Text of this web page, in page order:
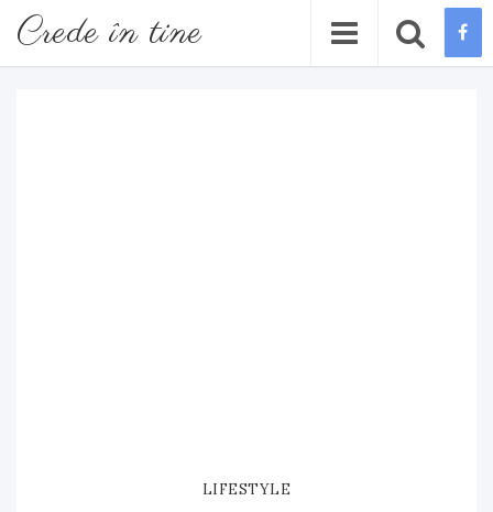
Crede în tine
LIFESTYLE